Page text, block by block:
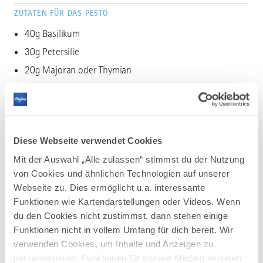
Diese Webseite verwendet Cookies
Mit der Auswahl „Alle zulassen“ stimmst du der Nutzung
von Cookies und ähnlichen Technologien auf unserer
Webseite zu. Dies ermöglicht u.a. interessante
Funktionen wie Kartendarstellungen oder Videos. Wenn
du den Cookies nicht zustimmst, dann stehen einige
Funktionen nicht in vollem Umfang für dich bereit. Wir
verwenden Cookies, um Inhalte und Anzeigen zu
personalisieren, Funktionen für soziale Medien anbieten
ZUTATEN FÜR DAS PESTO
40g Basilikum
30g Petersilie
20g Majoran oder Thymian
Prise Salz, Pfeffer
50g Parmesan
80-100 ml Olivenöl
ZUBEREITUNG
Kräuter waschen, zupfen und im Mixer mit den restlichen
Zutaten zu einem cremigen Pesto verarbeiten.
ZUTATEN FÜR DEN KOHLRABI